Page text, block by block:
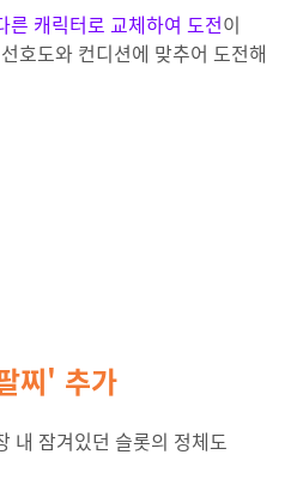
른 캐릭터로 교체하여 도전이
호도와 컨디션에 맞추어 도전해
찌' 추가
내 잠겨있던 슬롯의 정체도